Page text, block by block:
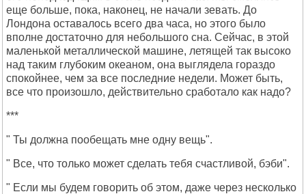
еще больше, пока, наконец, не начали зевать. До
Лондона оставалось всего два часа, но этого было
вполне достаточно для небольшого сна. Сейчас, в этой
маленькой металлической машине, летящей так высоко
над таким глубоким океаном, она выглядела гораздо
спокойнее, чем за все последние недели. Может быть,
все что произошло, действительно сработало как надо?
***
" Ты должна пообещать мне одну вещь".
" Все, что только может сделать тебя счастливой, бэби".
" Если мы будем говорить об этом, даже через несколько